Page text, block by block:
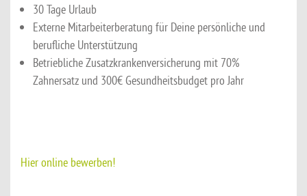
30 Tage Urlaub
Externe Mitarbeiterberatung für Deine persönliche und
berufliche Unterstützung
Betriebliche Zusatzkrankenversicherung mit 70%
Zahnersatz und 300€ Gesundheitsbudget pro Jahr
Hier online bewerben!